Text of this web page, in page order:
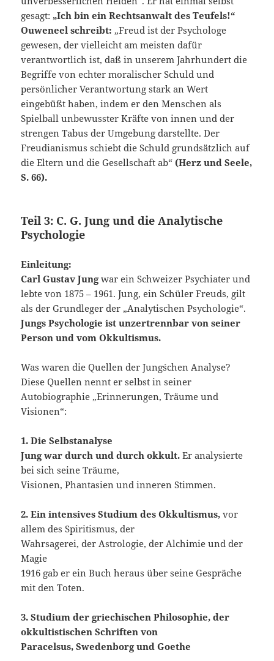
gesagt: „Ich bin ein Rechtsanwalt des Teufels!“
Ouweneel schreibt: „Freud ist der Psychologe
gewesen, der vielleicht am meisten dafür
verantwortlich ist, daß in unserem Jahrhundert die
Begriffe von echter moralischer Schuld und
persönlicher Verantwortung stark an Wert
eingebüßt haben, indem er den Menschen als
Spielball unbewusster Kräfte von innen und der
strengen Tabus der Umgebung darstellte. Der
Freudianismus schiebt die Schuld grundsätzlich auf
die Eltern und die Gesellschaft ab“ (Herz und Seele,
S. 66).
Teil 3: C. G. Jung und die Analytische
Psychologie
Einleitung:
Carl Gustav Jungwar ein Schweizer Psychiater und
lebte von 1875 – 1961. Jung, ein Schüler Freuds, gilt
als der Grundleger der „Analytischen Psychologie“.
Jungs Psychologie ist unzertrennbar von seiner
Person und vom Okkultismus.
Was waren die Quellen der Jung´schen Analyse?
Diese Quellen nennt er selbst in seiner
Autobiographie „Erinnerungen, Träume und
Visionen“:
1. Die Selbstanalyse
Jung war durch und durch okkult. Er analysierte
bei sich seine Träume,
Visionen, Phantasien und inneren Stimmen.
2. Ein intensives Studium des Okkultismus, vor
allem des Spiritismus, der
Wahrsagerei, der Astrologie, der Alchimie und der
Magie
1916 gab er ein Buch heraus über seine Gespräche
mit den Toten.
3. Studium der griechischen Philosophie, der
okkultistischen Schriften von
Paracelsus, Swedenborg und Goethe